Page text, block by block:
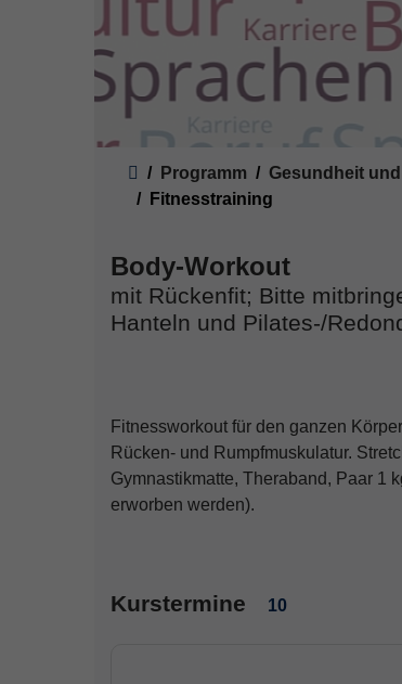
Programm Gesundheit
Fitnesstraining
Body-Workout
mit Rückenfit; Bitte
Hanteln und Pilates-/
Fitnessworkout für den ganzen
Rücken- und Rumpfmuskulatur.
Gymnastikmatte, Theraband, Paar 1
erworben werden).
Kurstermine 10